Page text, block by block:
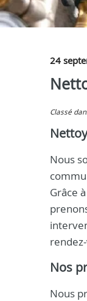
24
Classé
Nous
Grâce
Nos
Nous